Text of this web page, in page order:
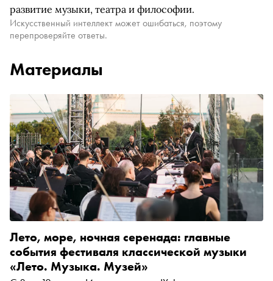
развитие музыки, театра и философии.
Искусственный интеллект может ошибаться, поэтому
перепроверяйте ответы.
Материалы
Лето, море, ночная серенада: главные
события фестиваля классической музыки
«Лето. Музыка. Музей»